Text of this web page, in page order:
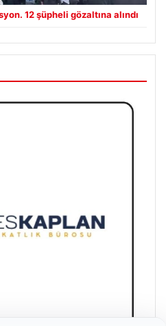
12 şüpheli gözaltına alındı